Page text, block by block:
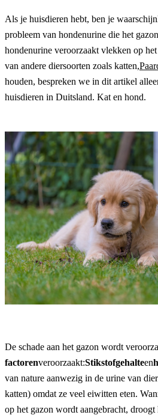
Als je huisdieren hebt, ben je
probleem van hondenurine die het
hondenurine veroorzaakt vlekken op
van andere diersoorten zoals katten,
houden, bespreken we in dit artikel
huisdieren in Duitsland. Kat en hond.
De schade aan het gazon wordt
factorenveroorzaakt:Stikstofgehalteen
van nature aanwezig in de urine van
katten) omdat ze veel eiwitten eten.
op het gazon wordt aangebracht,